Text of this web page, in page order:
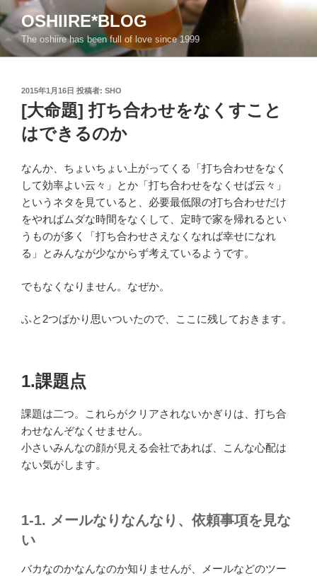
ン
テ
ン
OSHIIRE*BLOG
The oshiire has been full of love since 1999
投
稿
日:
2015年1月16日 投稿者: SHO
[大命題] 打ち合わせをなくすこと
はできるのか
なんか、ちょいちょい上がってくる「打ち合わせをなく
して効率よい云々」とか「打ち合わせをなくせば云々」
というネタを見ていると、必要最低限の打ち合わせだけ
をやればムダな時間をなくして、定時で家を帰れるとい
うものが多く「打ち合わせさえなくなれば幸せになれ
る」とみんなが少なからず考えているようです。
でもなくなりません。なぜか。
ふと2つばかり思いついたので、ここに残しておきます。
1.課題点
課題は二つ。これらがクリアされないかぎりは、打ち合
わせなんぞなくせません。
小さいみんなの顔が見える会社であれば、こんな心配は
ない気がします。
1-1. メールなりなんなり、依頼事項を見な
い
バカなのかなんなのか知りませんが、メールなどのツー